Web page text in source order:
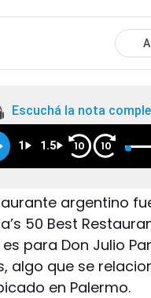
Escuchá la nota
1 1.5 10 10
argentino
50 Best
para Don Julio
algo que se
en Palermo.